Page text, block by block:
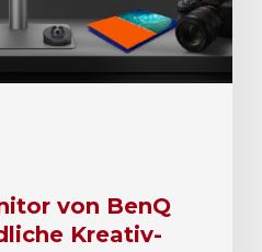
von BenQ
Kreativ-